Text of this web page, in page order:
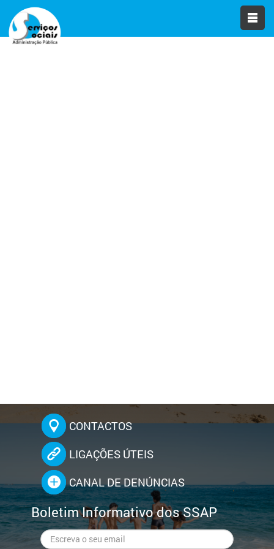
CONTACTOS
LIGAÇÕES ÚTEIS
CANAL DE DENÚNCIAS
Boletim Informativo dos SSAP